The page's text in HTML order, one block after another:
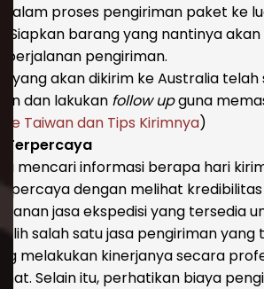
proses pengiriman paket ke
barang yang nantinya
pengiriman.
akan dikirim ke Australia
dan lakukan follow upguna
Taiwan dan Tips Kirimnya)
Terpercaya
mencari informasi berapa hari
dengan melihat
jasa ekspedisi yang
salah satu jasa pengiriman
melakukan kinerjanya secara
Selain itu, perhatikan biaya